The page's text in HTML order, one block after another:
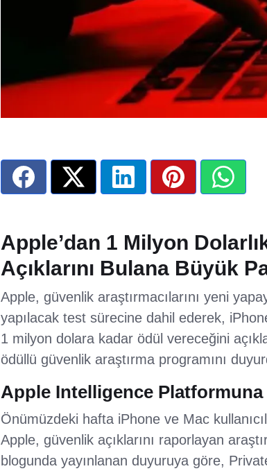
Apple’dan 1 Milyon
Açıklarını Bulana Büyük
Apple, güvenlik araştırmacılarını yeni
yapılacak test sürecine dahil ederek,
1 milyon dolara kadar ödül vereceğini
ödüllü güvenlik araştırma programını
Apple Intelligence Platformuna
Önümüzdeki hafta iPhone ve Mac
Apple, güvenlik açıklarını raporlayan
blogunda yayınlanan duyuruya göre,